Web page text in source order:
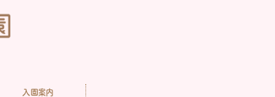
入園案内